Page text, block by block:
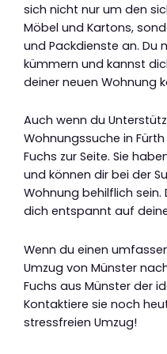
sich nicht nur um den
Möbel und Kartons,
und Packdienste an. Du
kümmern und kannst
deiner neuen Wohnung
Auch wenn du
Wohnungssuche in
Fuchs zur Seite. Sie
und können dir bei der
Wohnung behilflich
dich entspannt auf
Wenn du einen
Umzug von Münster
Fuchs aus Münster der
Kontaktiere sie noch
stressfreien Umzug!